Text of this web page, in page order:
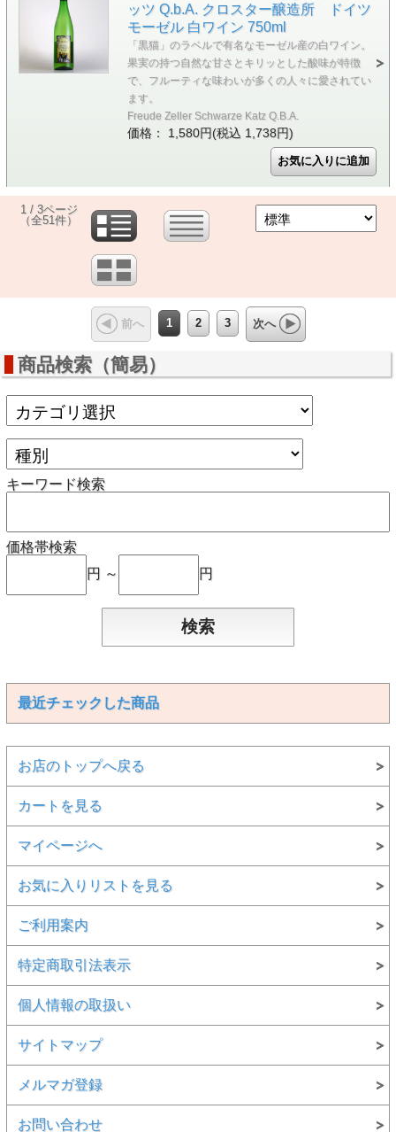
ッツ Q.b.A. クロスター醸造所 ドイツ
モーゼル 白ワイン 750ml
「黒猫」のラベルで有名なモーゼル産の白ワイン。
果実の持つ自然な甘さとキリッとした酸味が特徴
で、フルーティな味わいが多くの人々に愛されてい
ます。
Freude Zeller Schwarze Katz Q.B.A.
価格： 1,580円(税込 1,738円)
1 / 3ページ
（全51件）
前へ 1 2 3 次へ
商品検索（簡易）
キーワード検索
価格帯検索
円 ～
円
最近チェックした商品
お店のトップへ戻る
カートを見る
マイページへ
お気に入りリストを見る
ご利用案内
特定商取引法表示
個人情報の取扱い
サイトマップ
メルマガ登録
お問い合わせ